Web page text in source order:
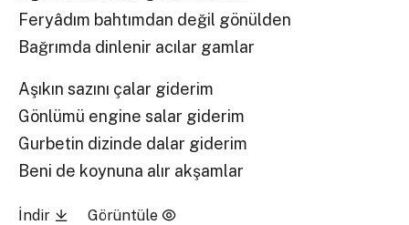
Feryâdım bahtımdan değil gönülden
Bağrımda dinlenir acılar gamlar
Aşıkın sazını çalar giderim
Gönlümü engine salar giderim
Gurbetin dizinde dalar giderim
Beni de koynuna alır akşamlar
İndir Görüntüle